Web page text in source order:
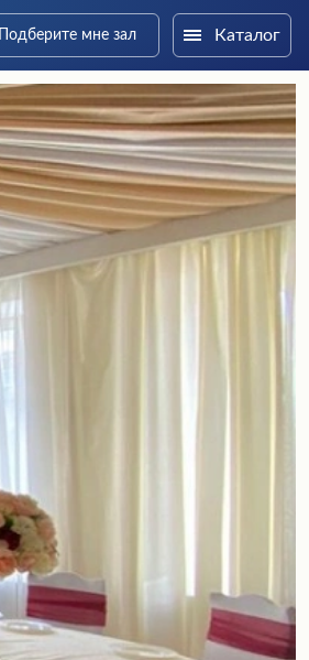
Подберите мне зал Каталог